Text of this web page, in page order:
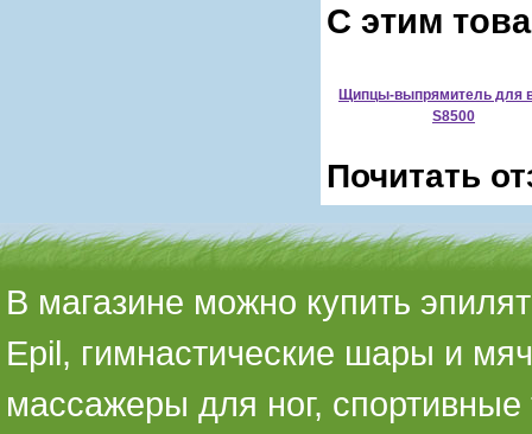
С этим
Щипцы-выпрямитель для
S8500
Почитать
В магазине можно купить
Epil, гимнастические шары и
массажеры для ног,